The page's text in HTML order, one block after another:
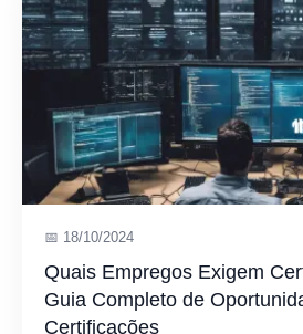
📅 18/10/2024
Quais Empregos Exigem
Guia Completo de
Certificações